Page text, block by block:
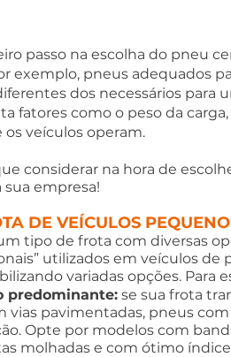
passo na escolha do pneu
exemplo, pneus adequados
dos necessários para
fatores como o peso da
os veículos operam.
considerar na hora de
sua empresa!
DE VEÍCULOS
tipo de frota com diversas
utilizados em veículos de
variadas opções. Para
predominante: se sua frota
vias pavimentadas, pneus
Opte por modelos com
molhadas e com ótimo